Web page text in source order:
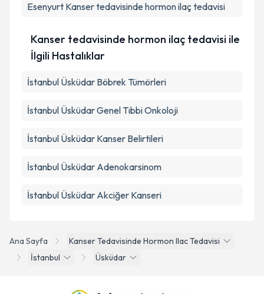
Ana Sayfa
Kanser Tedavisinde Hormon Ilac Tedavisi
İstanbul
Üsküdar
Esenyurt Kanser tedavisinde hormon ilaç tedavisi
Kanser tedavisinde hormon ilaç tedavisi ile
İlgili Hastalıklar
İstanbul Üsküdar Böbrek Tümörleri
İstanbul Üsküdar Genel Tıbbi Onkoloji
İstanbul Üsküdar Kanser Belirtileri
İstanbul Üsküdar Adenokarsinom
İstanbul Üsküdar Akciğer Kanseri